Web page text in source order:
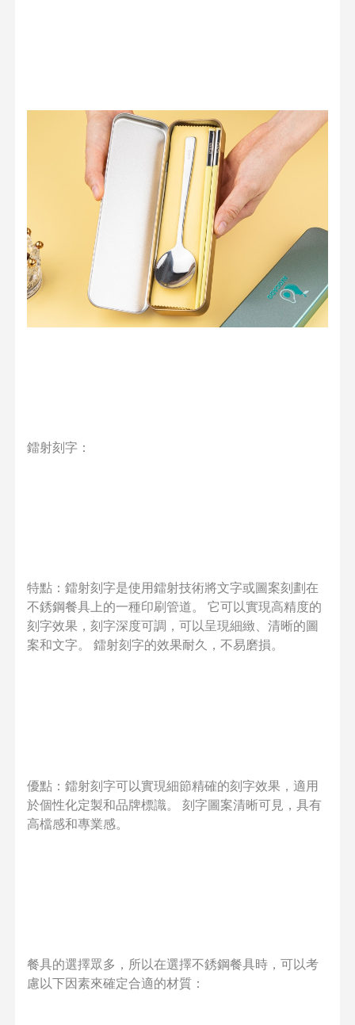
鐳射刻字：
特點：鐳射刻字是使用鐳射技術將文字或圖案刻劃在
不銹鋼餐具上的一種印刷管道。 它可以實現高精度的
刻字效果，刻字深度可調，可以呈現細緻、清晰的圖
案和文字。 鐳射刻字的效果耐久，不易磨損。
優點：鐳射刻字可以實現細節精確的刻字效果，適用
於個性化定製和品牌標識。 刻字圖案清晰可見，具有
高檔感和專業感。
餐具的選擇眾多，所以在選擇不銹鋼餐具時，可以考
慮以下因素來確定合適的材質：